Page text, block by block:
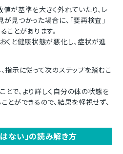
が基準を大きく外れていたり、レ
見つかった場合に、「要再検査」
ことがあります。
くと健康状態が悪化し、症状が進
指示に従って次のステップを踏むこ
で、より詳しく自分の体の状態を
とができるので、 結果を軽視せず、
ない」の読み解き方